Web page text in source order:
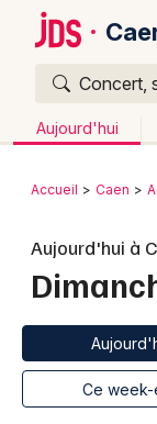
Concert,
Aujourd'hui
Publier
Grands
Activité &
Colmar
Lille
Lyon
Marseille
Retour
Accueil Caen
Aujourd'hui à
Ce week-
Quoi ?
Où ?
Partout
Près
Quand ?
Aujourd'hui